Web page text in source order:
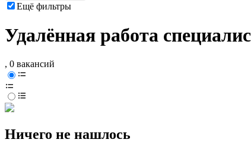
Ещё фильтры
Удалённая работа
, 0 вакансий
Ничего не нашлось